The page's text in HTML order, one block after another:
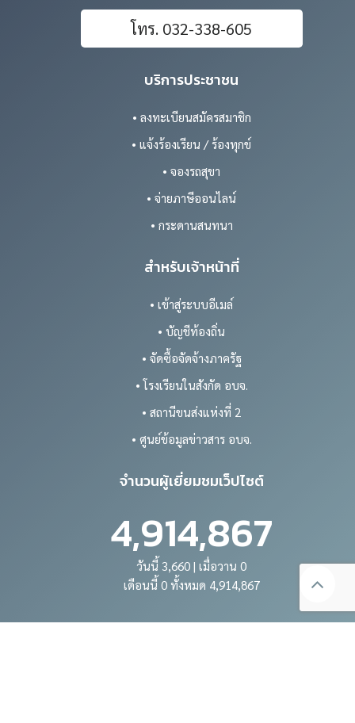
โทร. 032-338-605
บริการประชาชน
• ลงทะเบียนสมัครสมาชิก
• แจ้งร้องเรียน / ร้องทุกข์
• จองรถสุขา
• จ่ายภาษีออนไลน์
• กระดานสนทนา
สำหรับเจ้าหน้าที่
• เข้าสู่ระบบอีเมล์
• บัญชีท้องถิ่น
• จัดซื้อจัดจ้างภาครัฐ
• โรงเรียนในสังกัด อบจ.
• สถานีขนส่งแห่งที่ 2
• ศูนย์ข้อมูลข่าวสาร อบจ.
จำนวนผู้เยี่ยมชมเว็ปไซต์
4,914,867
วันนี้ 3,660 | เมื่อวาน 0
เดือนนี้ 0 ทั้งหมด 4,914,867